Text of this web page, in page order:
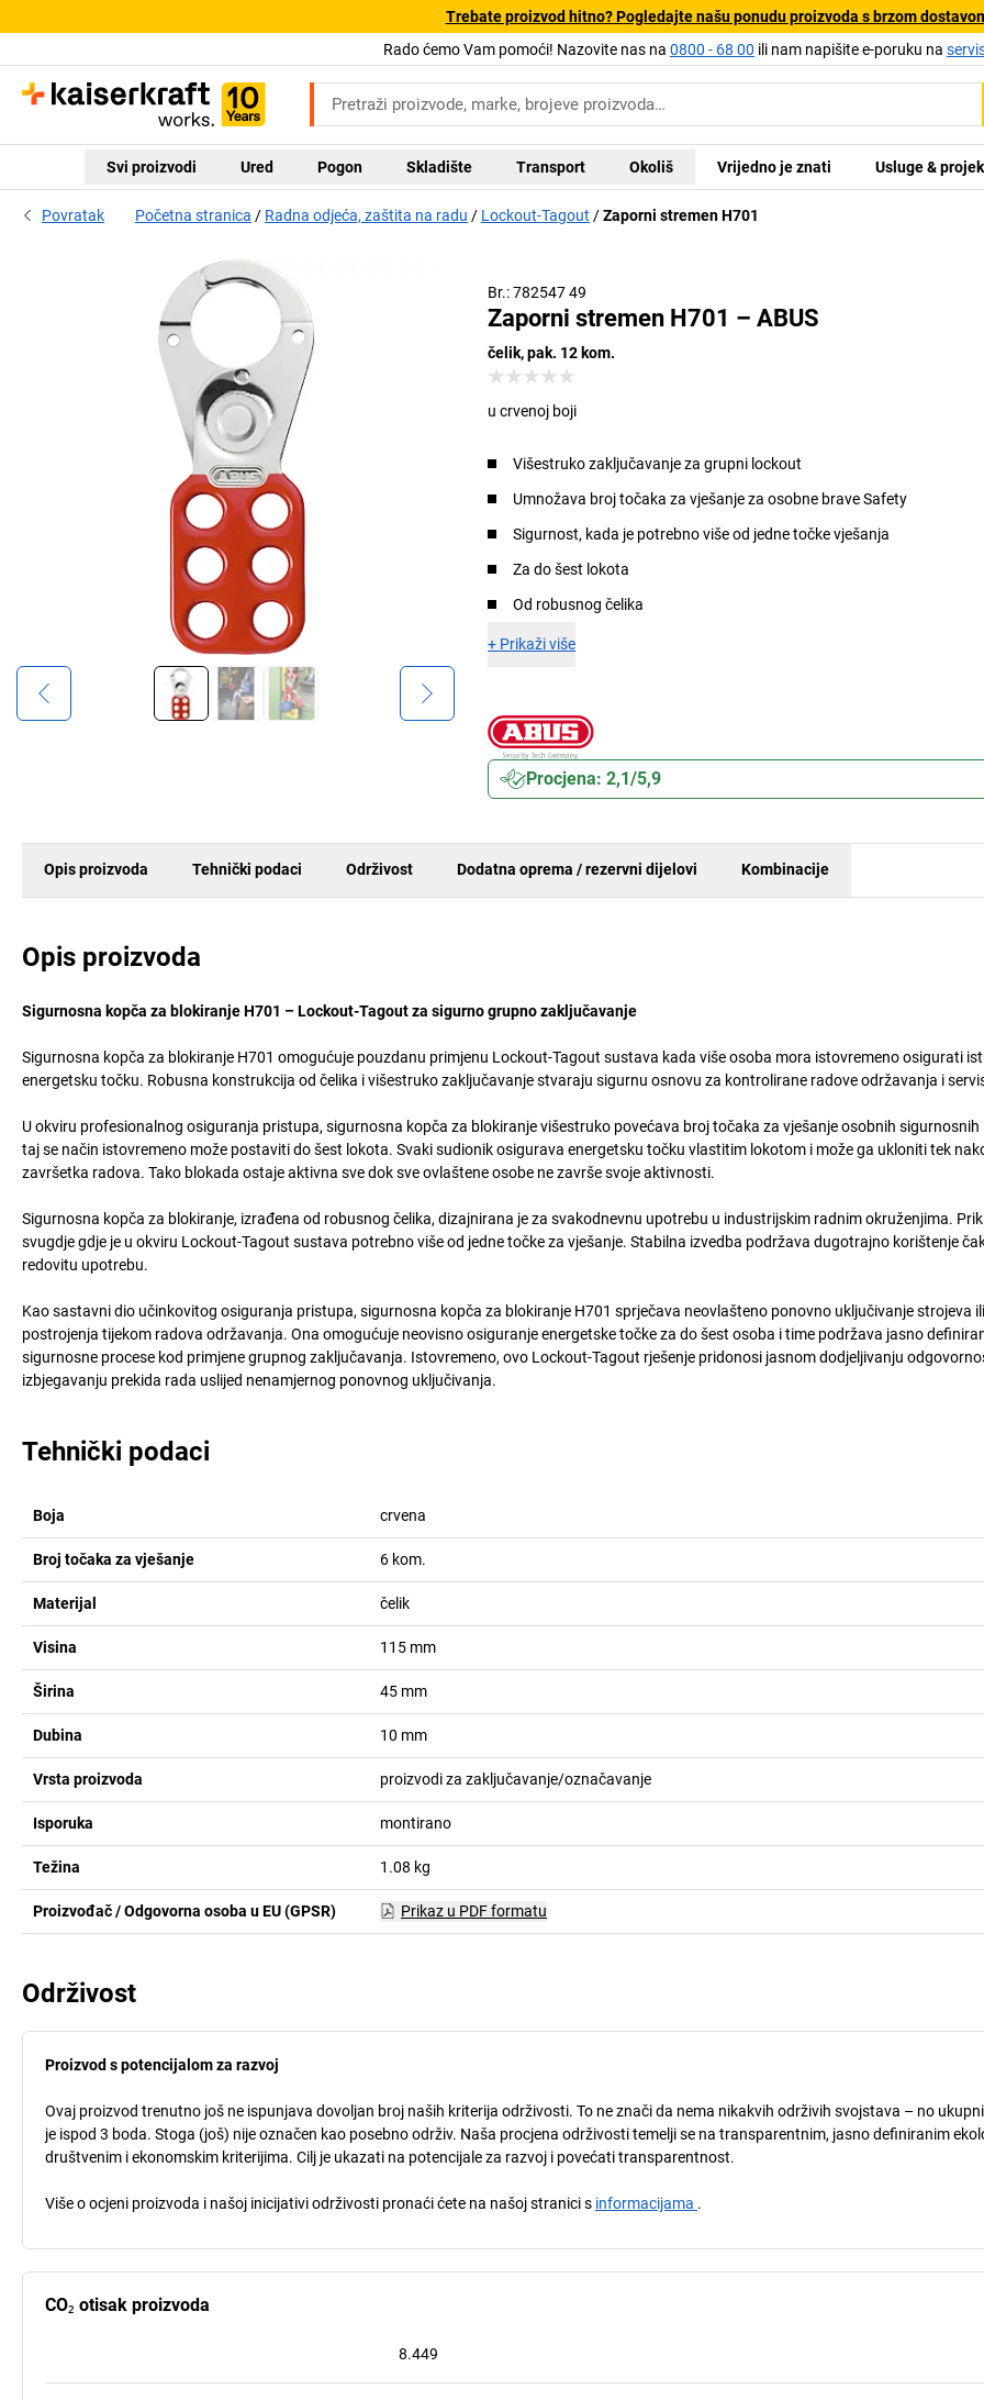
Trebate proizvod hitno? Pogledajte našu ponudu proizvoda s brzom
Rado ćemo Vam pomoći! Nazovite nas na 0800 - 68 00 ili nam napišite e-poruku na
Svi proizvodi Ured Pogon Skladište Transport Okoliš Vrijedno je znati Usluge &
Povratak Početna stranica Radna odjeća, zaštita na radu Lockout-Tagout Zaporni stremen H701
Br.: 782547 49
Zaporni stremen H701 – ABUS
čelik, pak. 12 kom.
u crvenoj boji
Višestruko zaključavanje za grupni lockout
Umnožava broj točaka za vješanje za osobne brave Safety
Sigurnost, kada je potrebno više od jedne točke vješanja
Za do šest lokota
Od robusnog čelika
+ Prikaži više
Procjena: 2,1/5,9
Opis proizvoda Tehnički podaci Održivost Dodatna oprema / rezervni dijelovi Kombinacije
Opis proizvoda
Sigurnosna kopča za blokiranje H701 – Lockout-Tagout za sigurno grupno zaključavanje
Sigurnosna kopča za blokiranje H701 omogućuje pouzdanu primjenu Lockout-Tagout sustava kada više osoba mora istovremeno osigurati
energetsku točku. Robusna konstrukcija od čelika i višestruko zaključavanje stvaraju sigurnu osnovu za kontrolirane radove održavanja i
U okviru profesionalnog osiguranja pristupa, sigurnosna kopča za blokiranje višestruko povećava broj točaka za vješanje osobnih sigurnosnih
taj se način istovremeno može postaviti do šest lokota. Svaki sudionik osigurava energetsku točku vlastitim lokotom i može ga ukloniti tek
završetka radova. Tako blokada ostaje aktivna sve dok sve ovlaštene osobe ne završe svoje aktivnosti.
Sigurnosna kopča za blokiranje, izrađena od robusnog čelika, dizajnirana je za svakodnevnu upotrebu u industrijskim radnim okruženjima.
svugdje gdje je u okviru Lockout-Tagout sustava potrebno više od jedne točke za vješanje. Stabilna izvedba podržava dugotrajno korištenje
redovitu upotrebu.
Kao sastavni dio učinkovitog osiguranja pristupa, sigurnosna kopča za blokiranje H701 sprječava neovlašteno ponovno uključivanje strojeva ili
postrojenja tijekom radova održavanja. Ona omogućuje neovisno osiguranje energetske točke za do šest osoba i time podržava jasno
sigurnosne procese kod primjene grupnog zaključavanja. Istovremeno, ovo Lockout-Tagout rješenje pridonosi jasnom dodjeljivanju
izbjegavanju prekida rada uslijed nenamjernog ponovnog uključivanja.
Tehnički podaci
Boja crvena
Broj točaka za vješanje 6 kom.
Materijal čelik
Visina 115 mm
Širina 45 mm
Dubina 10 mm
Vrsta proizvoda proizvodi za zaključavanje/označavanje
Isporuka montirano
Težina 1.08 kg
Proizvođač / Odgovorna osoba u EU (GPSR) Prikaz u PDF formatu
Održivost
Proizvod s potencijalom za razvoj
Ovaj proizvod trenutno još ne ispunjava dovoljan broj naših kriterija održivosti. To ne znači da nema nikakvih održivih svojstava – no
je ispod 3 boda. Stoga (još) nije označen kao posebno održiv. Naša procjena održivosti temelji se na transparentnim, jasno definiranim
društvenim i ekonomskim kriterijima. Cilj je ukazati na potencijale za razvoj i povećati transparentnost.
Više o ocjeni proizvoda i našoj inicijativi održivosti pronaći ćete na našoj stranici s informacijama .
CO₂ otisak proizvoda
8.449